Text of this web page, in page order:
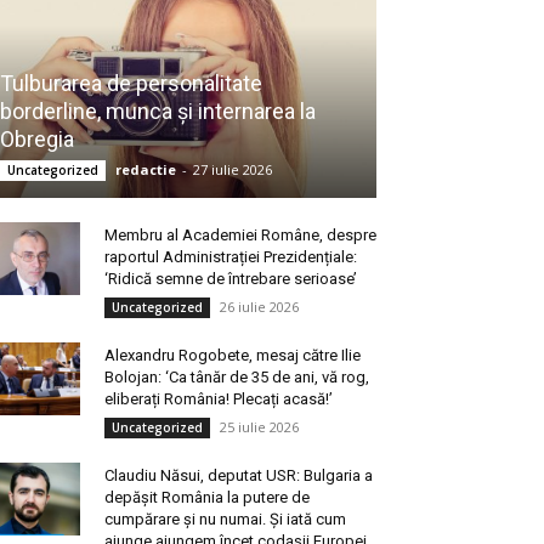
Tulburarea de personalitate
borderline, munca și internarea la
Obregia
Uncategorized redactie - 27 iulie 2026
Membru al Academiei Române, despre
raportul Administrației Prezidențiale:
‘Ridică semne de întrebare serioase’
Uncategorized 26 iulie 2026
Alexandru Rogobete, mesaj către Ilie
Bolojan: ‘Ca tânăr de 35 de ani, vă rog,
eliberați România! Plecați acasă!’
Uncategorized 25 iulie 2026
Claudiu Năsui, deputat USR: Bulgaria a
depășit România la putere de
cumpărare și nu numai. Și iată cum